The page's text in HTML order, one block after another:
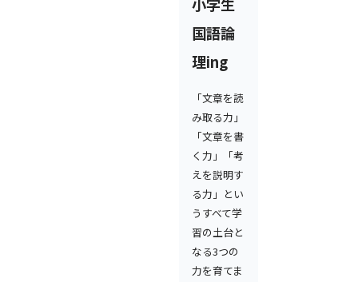
国語論
理ing
「文章を読
み取る力」
「文章を書
く力」「考
えを説明す
る力」とい
うすべて学
習の土台と
なる3つの
力を育てま